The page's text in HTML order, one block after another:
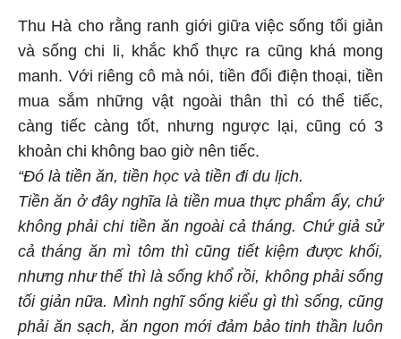
Thu Hà cho rằng ranh giới giữa việc sống tối giản
và sống chi li, khắc khổ thực ra cũng khá mong
manh. Với riêng cô mà nói, tiền đổi điện thoại, tiền
mua sắm những vật ngoài thân thì có thể tiếc,
càng tiếc càng tốt, nhưng ngược lại, cũng có 3
khoản chi không bao giờ nên tiếc.
“Đó là tiền ăn, tiền học và tiền đi du lịch.
Tiền ăn ở đây nghĩa là tiền mua thực phẩm ấy, chứ
không phải chi tiền ăn ngoài cả tháng. Chứ giả sử
cả tháng ăn mì tôm thì cũng tiết kiệm được khối,
nhưng như thế thì là sống khổ rồi, không phải sống
tối giản nữa. Mình nghĩ sống kiểu gì thì sống, cũng
phải ăn sạch, ăn ngon mới đảm bảo tinh thần luôn